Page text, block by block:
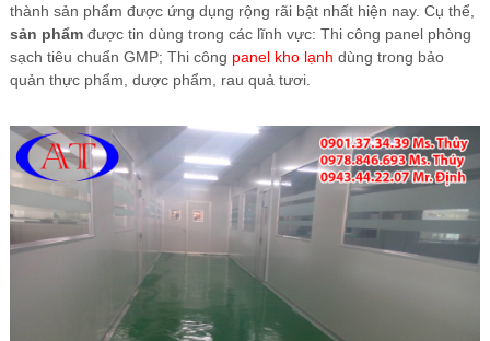
thành sản phẩm được ứng dụng rộng rãi bật nhất hiện nay. Cụ thể,
sản phẩmđược tin dùng trong các lĩnh vực: Thi công panel phòng
sạch tiêu chuẩn GMP; Thi công panel kho lạnh dùng trong bảo
quản thực phẩm, dược phẩm, rau quả tươi.